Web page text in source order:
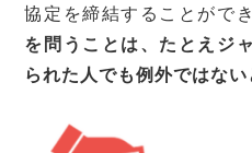
協定を締結することがで
を問うことは、たとえジ
られた人でも例外ではない